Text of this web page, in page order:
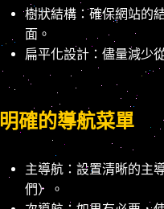
樹狀結構：確保網站的
面。
扁平化設計：儘量減少
明確的導航菜單
主導航：設置清晰的主
們）。